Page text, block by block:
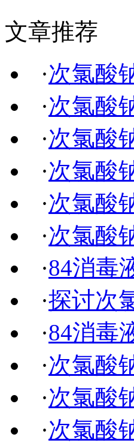
文章推荐
·次氯酸
·次氯酸
·次氯酸
·次氯酸
·次氯酸
·次氯酸
·84消毒
·探讨次
·84消毒
·次氯酸
·次氯酸
·次氯酸